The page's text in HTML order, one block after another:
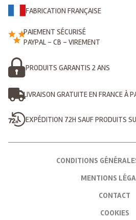
FABRICATION FRANÇAISE
PAIEMENT SÉCURISÉ
PAYPAL - CB - VIREMENT
PRODUITS GARANTIS 2 ANS
LIVRAISON GRATUITE EN FRANCE À
EXPÉDITION 72H SAUF PRODUITS
CONDITIONS
MENTIONS
CONTACT
COOKIES